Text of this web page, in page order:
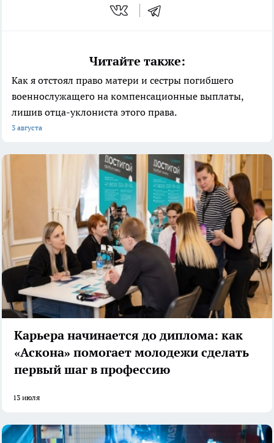
Читайте также:
Как я отстоял право матери и сестры погибшего
военнослужащего на компенсационные выплаты,
лишив отца-уклониста этого права.
3 августа
Карьера начинается до диплома: как
«Аскона» помогает молодежи сделать
первый шаг в профессию
13 июля